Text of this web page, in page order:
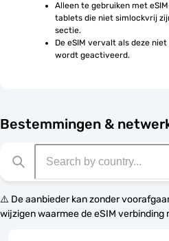
Alleen te gebruiken met
tablets die niet simlockvrij
sectie.
De eSIM vervalt als deze
wordt geactiveerd.
Bestemmingen &
⚠️ De aanbieder kan zonder
wijzigen waarmee de eSIM verbinding